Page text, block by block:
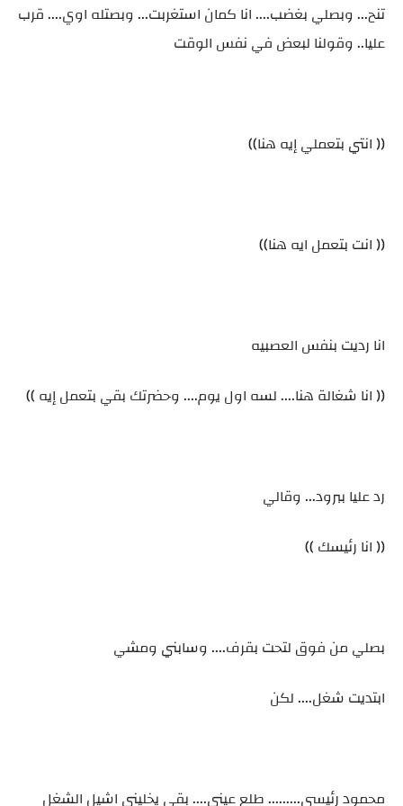
تنح... وبصلي بغضب.... انا كمان استغربت... وبصتله اوي.... قرب
عليا.. وقولنا لبعض في نفس الوقت
(( انتي بتعملي إيه هنا))
(( انت بتعمل ايه هنا))
انا رديت بنفس العصبيه
(( انا شغالة هنا.... لسه اول يوم.... وحضرتك بقي بتعمل إيه ))
رد عليا ببرود... وقالي
(( انا رئيسك ))
بصلي من فوق لتحت بقرف.... وسابني ومشي
ابتديت شغل.... لكن
محمود رئيسي......... طلع عيني.... بقي يخليني اشيل الشغل